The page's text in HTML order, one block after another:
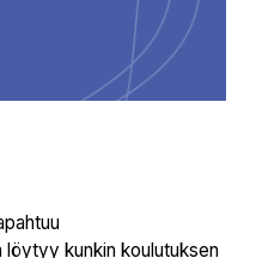
löytyy kunkin koulutuksen